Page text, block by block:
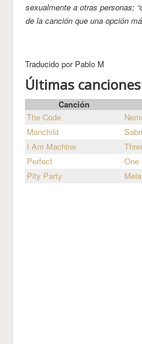
sexualmente a otras personas;
de la canción que una opción
Traducido por Pablo M
Últimas
Canción
The Code
Manchild
I Am Machine
Perfect
One
Pity Party